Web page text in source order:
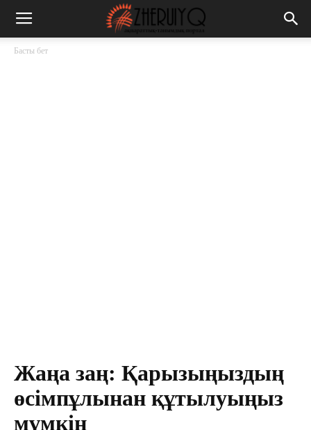
Басты бет
Жаңа заң: Қарызыңыздың
өсімпұлынан құтылуыңыз
мүмкін